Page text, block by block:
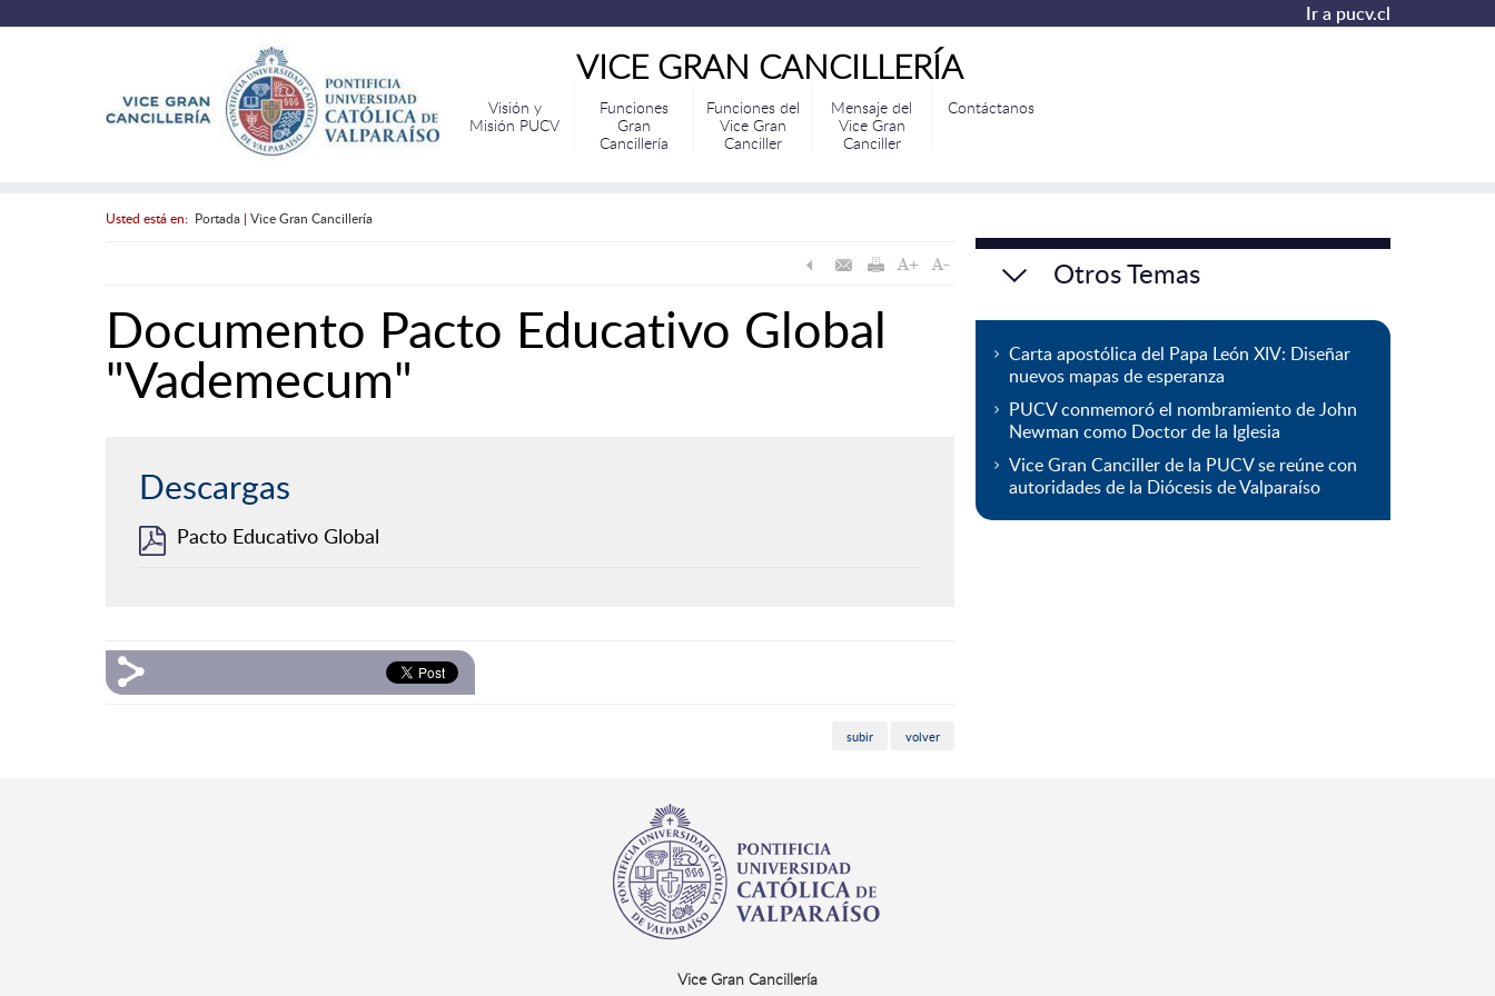
Ir a pucv.cl
VICE GRAN CANCILLERÍA
Visión y
Misión PUCV
Funciones
Gran
Cancillería
Funciones del
Vice Gran
Canciller
Mensaje del
Vice Gran
Canciller
Contáctanos
Usted está en: Portada| Vice Gran Cancillería
Documento Pacto Educativo Global
"Vademecum"
Descargas
Pacto Educativo Global
subir volver
Otros Temas
Carta apostólica del Papa León XIV: Diseñar
nuevos mapas de esperanza
PUCV conmemoró el nombramiento de John
Newman como Doctor de la Iglesia
Vice Gran Canciller de la PUCV se reúne con
autoridades de la Diócesis de Valparaíso
Vice Gran Cancillería